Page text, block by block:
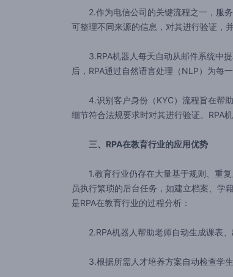
2.作为电信公司的关键流程之一，服务
可整理不同来源的信息，对其进行验证，
3.RPA机器人每天自动从邮件系统中提
后，RPA通过自然语言处理（NLP）为每
4.识别客户身份（KYC）流程旨在帮助
细节符合法规要求时对其进行验证。RPA
三、RPA在教育行业的应用优势
1.教育行业仍存在大量基于规则、重复
员执行繁琐的后台任务，如建立档案、学
是RPA在教育行业的过程分析：
2.RPA机器人帮助老师自动生成课表、
3.根据所需人才培养方案自动检查学生